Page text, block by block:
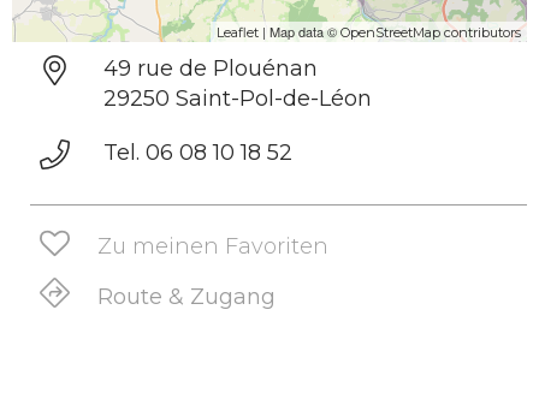
Leaflet | Map data © OpenStreetMap contributors
49 rue de Plouénan
29250 Saint-Pol-de-Léon
Tel. 06 08 10 18 52
Zu meinen Favoriten
Route & Zugang